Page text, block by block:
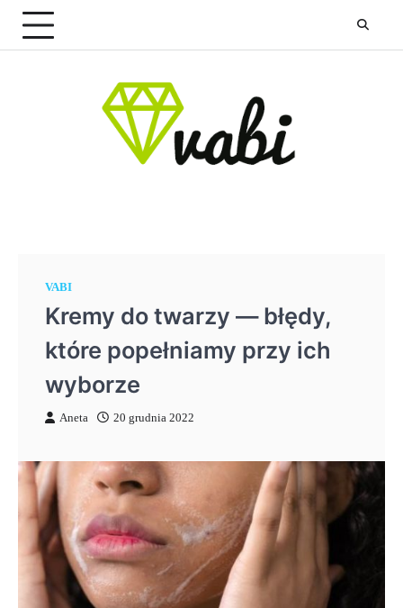
Skip
content
VABI
Kremy do twarzy — błędy,
które popełniamy przy ich
wyborze
Aneta 20 grudnia 2022